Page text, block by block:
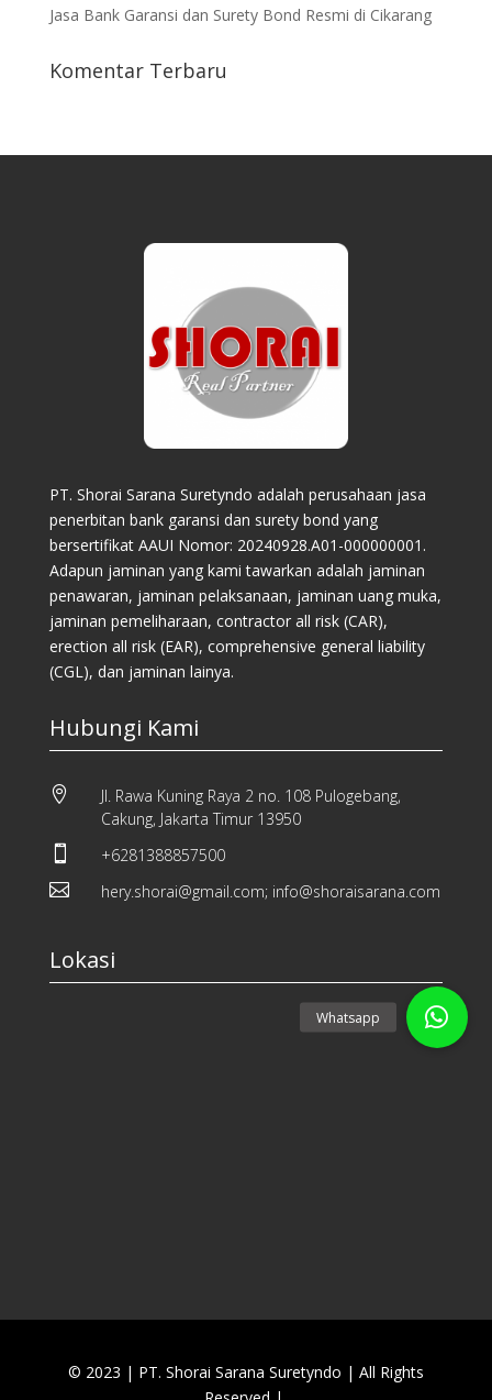
Jasa Bank Garansi dan Surety Bond Resmi di Cikarang
Komentar Terbaru
PT. Shorai Sarana Suretyndo adalah perusahaan jasa
penerbitan bank garansi dan surety bond yang
bersertifikat AAUI Nomor: 20240928.A01-000000001.
Adapun jaminan yang kami tawarkan adalah jaminan
penawaran, jaminan pelaksanaan, jaminan uang muka,
jaminan pemeliharaan, contractor all risk (CAR),
erection all risk (EAR), comprehensive general liability
(CGL), dan jaminan lainya.
Hubungi Kami

Jl. Rawa Kuning Raya 2 no. 108 Pulogebang,
Cakung, Jakarta Timur 13950
 +6281388857500
 hery.shorai@gmail.com; info@shoraisarana.com
Lokasi
© 2023 | PT. Shorai Sarana Suretyndo | All Rights